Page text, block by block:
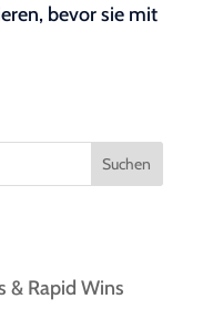
bevor sie mit
Suchen
& Rapid Wins